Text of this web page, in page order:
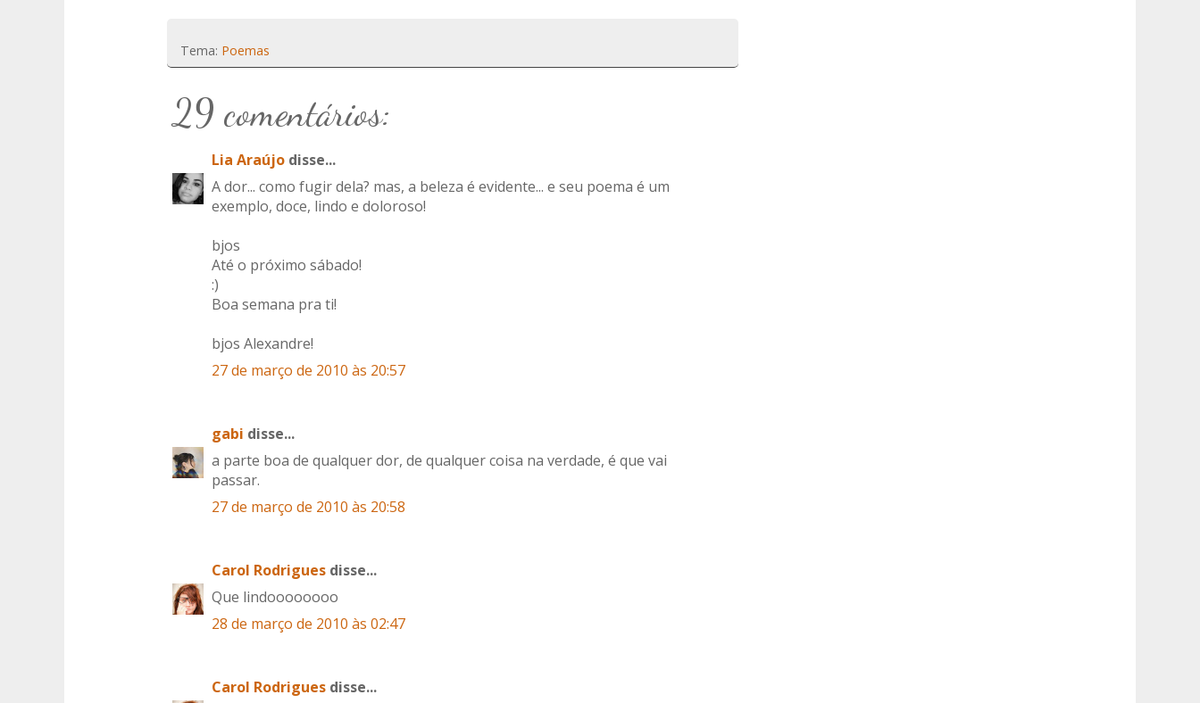
Tema: Poemas
29 comentários:
Lia Araújo disse...
A dor... como fugir dela? mas, a beleza é evidente... e seu poema é um
exemplo, doce, lindo e doloroso!
bjos
Até o próximo sábado!
:)
Boa semana pra ti!
bjos Alexandre!
27 de março de 2010 às 20:57
gabi disse...
a parte boa de qualquer dor, de qualquer coisa na verdade, é que vai
passar.
27 de março de 2010 às 20:58
Carol Rodrigues disse...
Que lindoooooooo
28 de março de 2010 às 02:47
Carol Rodrigues disse...